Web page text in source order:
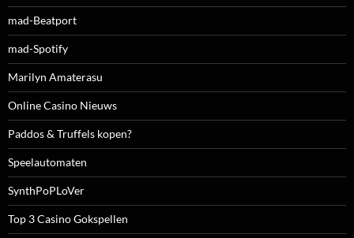
mad-Beatport
mad-Spotify
Marilyn Amaterasu
Online Casino Nieuws
Paddos & Truffels kopen?
Speelautomaten
SynthPoPLoVer
Top 3 Casino Gokspellen